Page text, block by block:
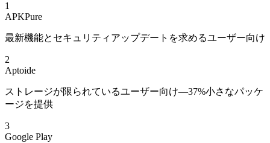
1
APKPure
最新機能とセキュリティアップデートを求めるユーザー向け
2
Aptoide
ストレージが限られているユーザー向け—37%小さなパッケ
ージを提供
3
Google Play